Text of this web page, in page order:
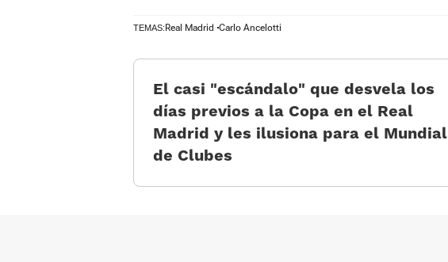
TEMAS: Real Madrid Carlo Ancelotti
El casi “escándalo” que desvela los
días previos a la Copa en el Real
Madrid y les ilusiona para el Mundial
de Clubes